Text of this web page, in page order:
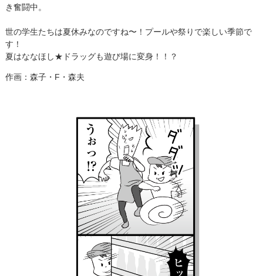
き奮闘中。
世の学生たちは夏休みなのですね〜！プールや祭りで楽しい季節で
す！
夏はななほし★ドラッグも遊び場に変身！！？
作画：森子・F・森夫